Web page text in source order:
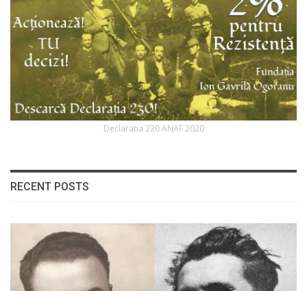
Declaratia 230 ANAF 2020
RECENT POSTS